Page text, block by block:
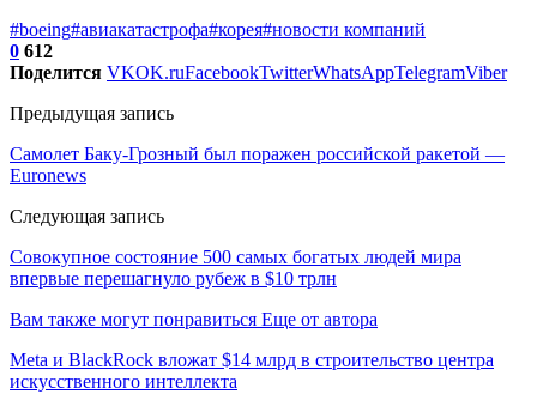
#boeing#авиакатастрофа#корея#новости компаний
0 612
Поделится VKOK.ruFacebookTwitterWhatsAppTelegramViber
Предыдущая запись
Самолет Баку-Грозный был поражен российской ракетой —
Euronews
Следующая запись
Совокупное состояние 500 самых богатых людей мира
впервые перешагнуло рубеж в $10 трлн
Вам также могут понравиться Еще от автора
Meta и BlackRock вложат $14 млрд в строительство центра
искусственного интеллекта